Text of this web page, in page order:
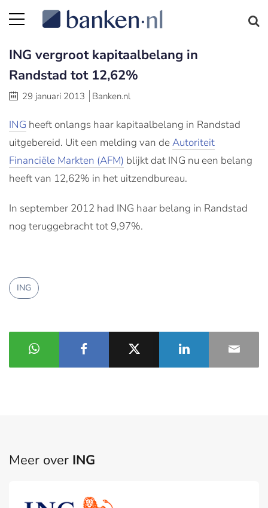
ING vergroot kapitaalbelang in
Randstad tot 12,62%
29 januari 2013 Banken.nl
ING heeft onlangs haar kapitaalbelang in Randstad
uitgebereid. Uit een melding van deAutoriteit
Financiële Markten (AFM) blijkt dat ING nu een belang
heeft van 12,62% in het uitzendbureau.
In september 2012 had ING haar belang in Randstad
nog teruggebracht tot 9,97%.
ING
Meer over ING